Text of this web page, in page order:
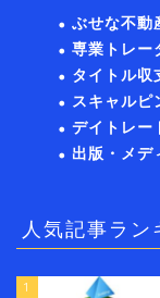
ぶせな不動
専業トレー
タイトル収
スキャルピ
デイトレー
出版・メデ
人気記事ラン
1